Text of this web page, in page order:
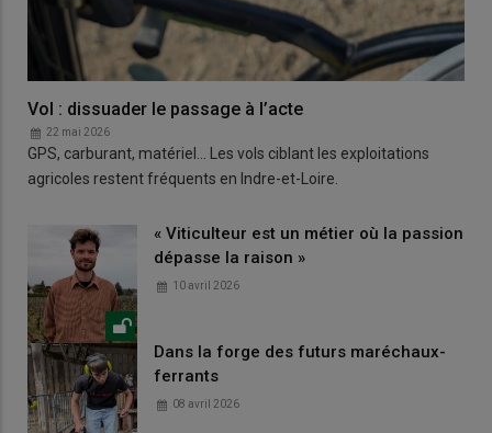
Vol : dissuader le passage à l’acte
22 mai 2026
GPS, carburant, matériel… Les vols ciblant les exploitations
agricoles restent fréquents en Indre-et-Loire.
« Viticulteur est un métier où la passion
dépasse la raison »
10 avril 2026
Dans la forge des futurs maréchaux-
ferrants
08 avril 2026